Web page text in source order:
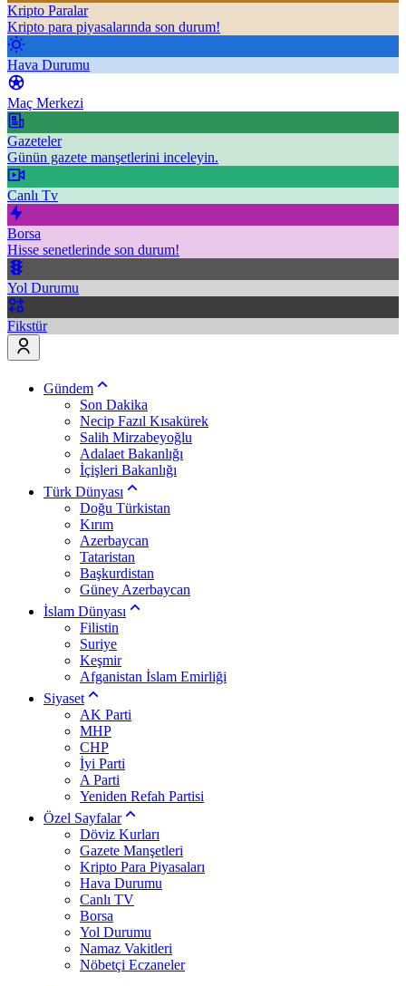
Kripto Paralar
Kripto para piyasalarında son durum!
Hava Durumu
Maç Merkezi
Gazeteler
Günün gazete manşetlerini inceleyin.
Canlı Tv
Borsa
Hisse senetlerinde son durum!
Yol Durumu
Fikstür
Gündem
Son Dakika
Necip Fazıl Kısakürek
Salih Mirzabeyoğlu
Adalaet Bakanlığı
İçişleri Bakanlığı
Türk Dünyası
Doğu Türkistan
Kırım
Azerbaycan
Tataristan
Başkurdistan
Güney Azerbaycan
İslam Dünyası
Filistin
Suriye
Keşmir
Afganistan İslam Emirliği
Siyaset
AK Parti
MHP
CHP
İyi Parti
A Parti
Yeniden Refah Partisi
Özel Sayfalar
Döviz Kurları
Gazete Manşetleri
Kripto Para Piyasaları
Hava Durumu
Canlı TV
Borsa
Yol Durumu
Namaz Vakitleri
Nöbetçi Eczaneler